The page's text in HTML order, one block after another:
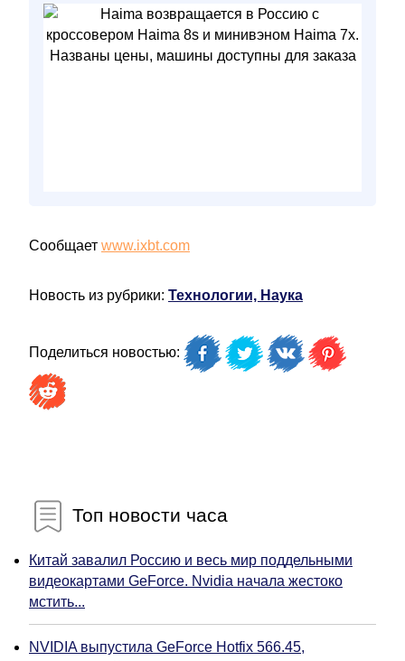
Сообщает www.ixbt.com
Новость из рубрики: Технологии, Наука
Поделиться новостью:
Топ новости часа
Китай завалил Россию и весь мир поддельными
видеокартами GeForce. Nvidia начала жестоко
мстить...
NVIDIA выпустила GeForce Hotfix 566.45,